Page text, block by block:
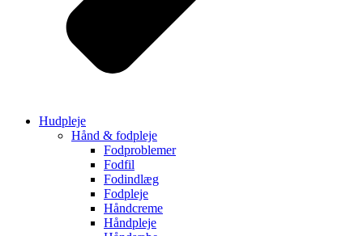
Hudpleje
Hånd & fodpleje
Fodproblemer
Fodfil
Fodindlæg
Fodpleje
Håndcreme
Håndpleje